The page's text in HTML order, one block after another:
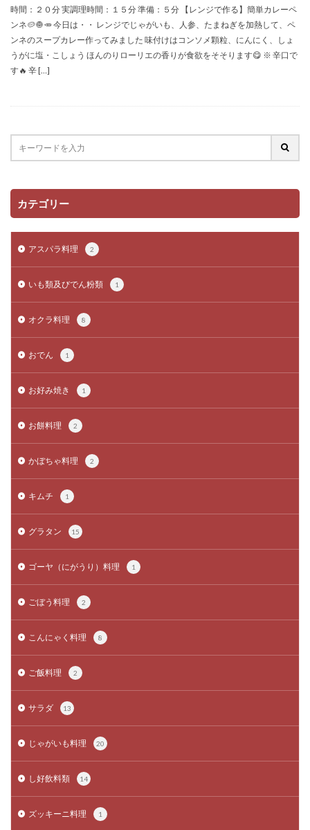
時間：２０分 実調理時間：１５分 準備：５分 【レンジで作る】簡単カレーペ
ンネ🥔🧅🥕 今日は・・ レンジでじゃがいも、人参、たまねぎを加熱して、ペ
ンネのスープカレー作ってみました 味付けはコンソメ顆粒、にんにく、しょ
うがに塩・こしょう ほんのりローリエの香りが食欲をそそります😋 ※ 辛口で
す🔥 辛 […]
カテゴリー
アスパラ料理 2
いも類及びでん粉類 1
オクラ料理 8
おでん 1
お好み焼き 1
お餅料理 2
かぼちゃ料理 2
キムチ 1
グラタン 15
ゴーヤ（にがうり）料理 1
ごぼう料理 2
こんにゃく料理 8
ご飯料理 2
サラダ 13
じゃがいも料理 20
し好飲料類 14
ズッキーニ料理 1